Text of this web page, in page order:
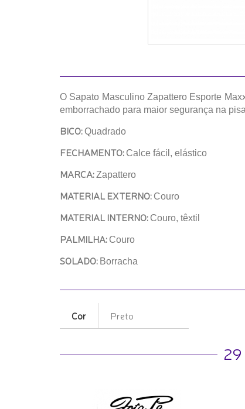
O Sapato Masculino Zapattero Esporte
emborrachado para maior segurança na
BICO:Quadrado
FECHAMENTO: Calce fácil, elástico
MARCA:Zapattero
MATERIAL EXTERNO: Couro
MATERIAL INTERNO: Couro, têxtil
PALMILHA: Couro
SOLADO: Borracha
Cor Preto
29